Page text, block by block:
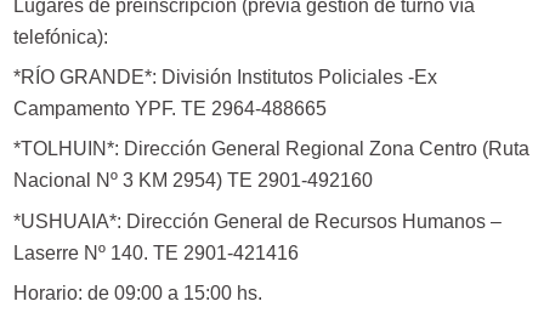
Lugares de preinscripción (previa gestión de turno vía
telefónica):
*RÍO GRANDE*: División Institutos Policiales -Ex
Campamento YPF. TE 2964-488665
*TOLHUIN*: Dirección General Regional Zona Centro (Ruta
Nacional Nº 3 KM 2954) TE 2901-492160
*USHUAIA*: Dirección General de Recursos Humanos –
Laserre Nº 140. TE 2901-421416
Horario: de 09:00 a 15:00 hs.